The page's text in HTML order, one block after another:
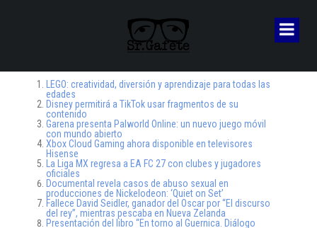
LEGO: creatividad, diversión y aprendizaje para todas las
edades
Disney permitirá a TikTok usar fragmentos de su
contenido
Garena presenta Palworld Online: un nuevo juego móvil
con mundo abierto
Xbox Cloud Gaming ahora disponible en televisores
Hisense
La Liga MX regresa a EA FC 27 con clubes y jugadores
oficiales
Documental revela casos de abuso sexual en
producciones de Nickelodeon: ‘Quiet on Set’
Fallece David Seidler, ganador del Oscar por “El discurso
del rey”, mientras pescaba en Nueva Zelanda
Presentación del libro “En torno al Guernica. Diálogo